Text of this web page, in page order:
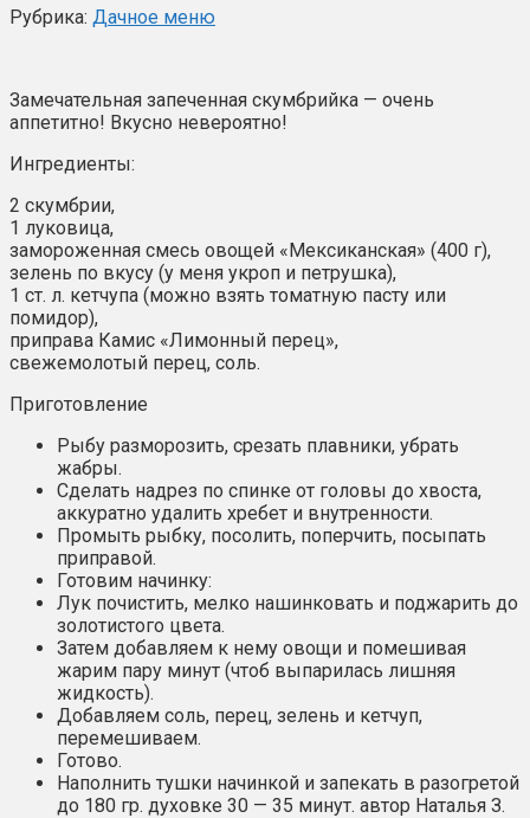
Рубрика: Дачное меню
Замечательная запеченная скумбрийка — очень
аппетитно! Вкусно невероятно!
Ингредиенты:
2 скумбрии,
1 луковица,
замороженная смесь овощей «Мексиканская» (400 г),
зелень по вкусу (у меня укроп и петрушка),
1 ст. л. кетчупа (можно взять томатную пасту или
помидор),
приправа Камис «Лимонный перец»,
свежемолотый перец, соль.
Приготовление
Рыбу разморозить, срезать плавники, убрать
жабры.
Сделать надрез по спинке от головы до хвоста,
аккуратно удалить хребет и внутренности.
Промыть рыбку, посолить, поперчить, посыпать
приправой.
Готовим начинку:
Лук почистить, мелко нашинковать и поджарить до
золотистого цвета.
Затем добавляем к нему овощи и помешивая
жарим пару минут (чтоб выпарилась лишняя
жидкость).
Добавляем соль, перец, зелень и кетчуп,
перемешиваем.
Готово.
Наполнить тушки начинкой и запекать в разогретой
до 180 гр. духовке 30 — 35 минут. автор Наталья З.